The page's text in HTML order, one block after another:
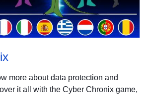
more about data protection and
it all with the Cyber Chronix game,